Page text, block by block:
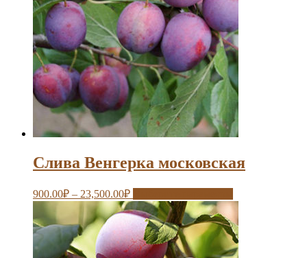
Слива Венгерка московская
900.00₽ – 23,500.00₽